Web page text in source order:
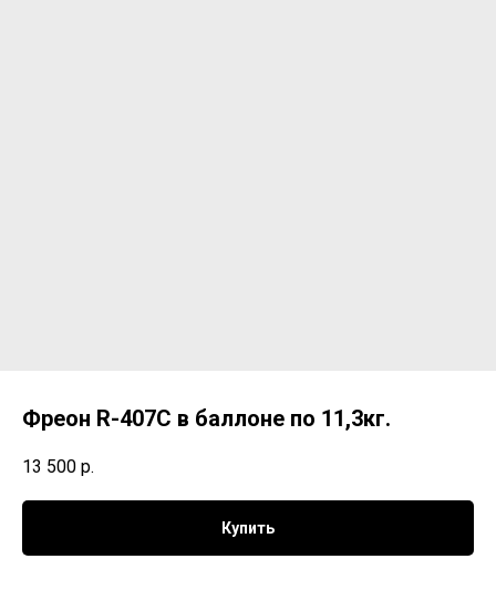
Фреон R-407С в баллоне по 11,3кг.
13 500 р.
Купить